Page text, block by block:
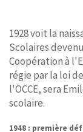
1928 voit la
Scolaires
Coopération à
régie par la loi
l'OCCE, sera
scolaire.
1948 : première